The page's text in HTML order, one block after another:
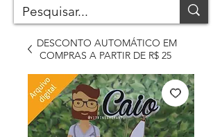
DESCONTO AUTOMÁTICO EM
COMPRAS A PARTIR DE R$ 25